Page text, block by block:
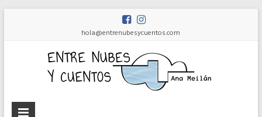
hola@entrenubesycuentos.com